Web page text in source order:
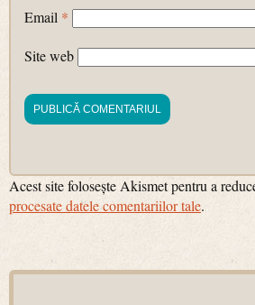
Email *
Site web
Acest site folosește Akismet pentru a
procesate datele comentariilor tale.